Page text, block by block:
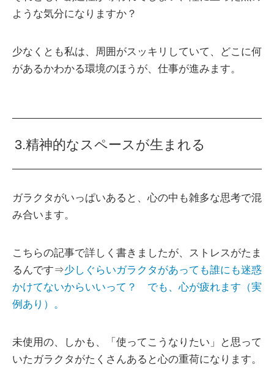
ような気分になりますか？
少なくとも私は、周囲がスッキリしていて、どこに何
があるかわかる環境のほうが、仕事が進みます。
3.精神的なスペースが生まれる
ガラクタがいっぱいあると、心の中も雑多な思考で混
み合います。
こちらの記事で詳しく書きましたが、ストレスがたま
るんです⇒少しぐらいガラクタがあっても誰にも迷惑
かけてないからいいって？ でも、心が疲れます（実
例あり）。
未使用の、しかも、「使ってこうなりたい」と思って
いたガラクタがたくさんあると心の重荷になります。